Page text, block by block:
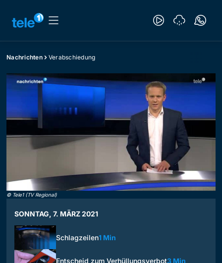
Nachrichten Verabschiedung
© Tele1 (TV Regional)
SONNTAG, 7. MÄRZ 2021
Schlagzeilen1 Min
Entscheid zum Verhüllungsverbot3 Min